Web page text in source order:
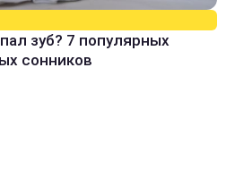
зуб? 7 популярных
сонников